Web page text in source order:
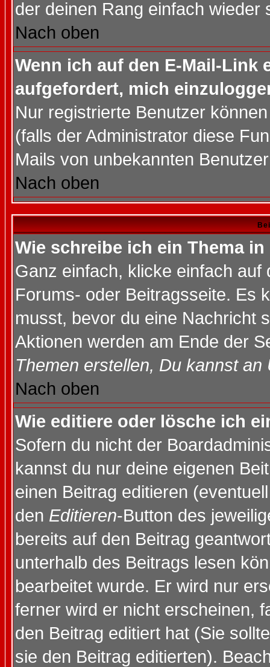
der deinen Rang einfach wieder
Nach oben
Wenn ich auf den E-Mail-Link
aufgefordert, mich
Nur registrierte Benutzer
(falls der Administrator diese
Mails von unbekannten
Nach oben
Wie schreibe ich ein Thema
Ganz einfach, klicke einfach
Forums- oder Beitragsseite. Es
musst, bevor du eine Nachricht
Aktionen werden am Ende der
Themen erstellen, Du kannst
Nach oben
Wie editiere oder lösche ich
Sofern du nicht der
kannst du nur deine eigenen
einen Beitrag editieren
den Editieren-Button des
bereits auf den Beitrag
unterhalb des Beitrags lesen
bearbeitet wurde. Er wird nur
ferner wird er nicht erscheinen,
den Beitrag editiert hat (Sie
sie den Beitrag editierten).